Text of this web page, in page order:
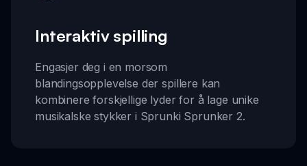
Interaktiv spilling
Engasjer deg i en morsom
blandingsopplevelse der spillere kan
kombinere forskjellige lyder for å lage unike
musikalske stykker i Sprunki Sprunker 2.